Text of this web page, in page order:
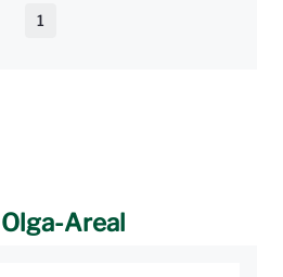
Seite
1
Areal